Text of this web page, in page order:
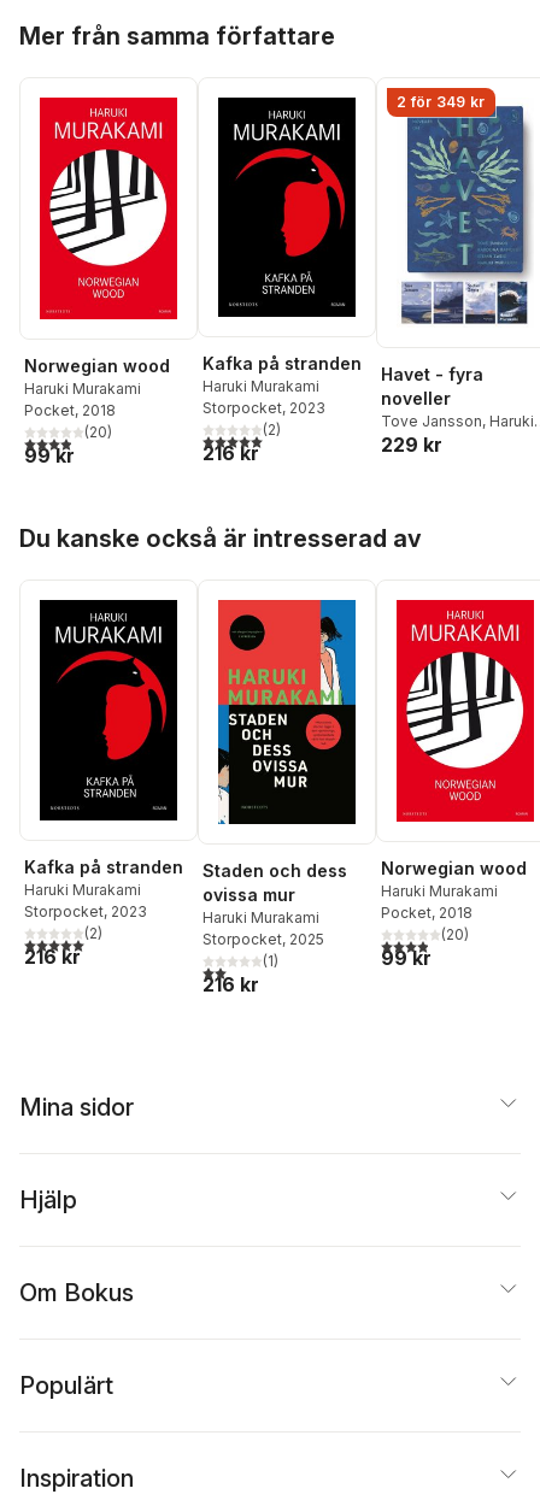
Mer från samma författare
Norwegian wood
Haruki Murakami
Pocket, 2018
3,9utav 5 stjärnor. Totalt antal röster:
(20)
99 kr
Kafka på stranden
Haruki Murakami
Storpocket, 2023
5,0utav 5 stjärnor. Totalt antal röster:
(2)
216 kr
2 för 349 kr
Havet - fyra
noveller
Tove Jansson, Haruki
Murakami
229 kr
Du kanske också är intresserad av
Kafka på stranden
Haruki Murakami
Storpocket, 2023
5,0utav 5 stjärnor. Totalt antal röster:
(2)
216 kr
Staden och dess
ovissa mur
Haruki Murakami
Storpocket, 2025
2,0utav 5 stjärnor. Totalt antal röster:
(1)
216 kr
Norwegian wood
Haruki Murakami
Pocket, 2018
3,9utav 5 stjärnor.
(20)
99 kr
Mina sidor
Hjälp
Om Bokus
Populärt
Inspiration